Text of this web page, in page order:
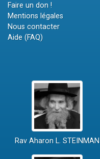
Faire un don !
Mentions légales
Nous contacter
Aide (FAQ)
Rav Aharon L. STEINMAN